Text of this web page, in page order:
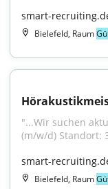
smart-
Bielefeld, Raum
"...Wir suchen
(m/w/d) Standort:
smart-
Bielefeld, Raum